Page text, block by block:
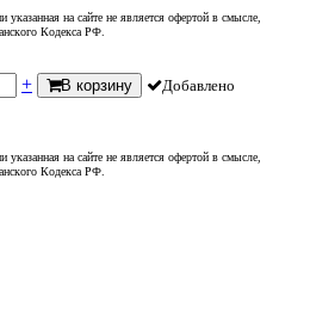
на сайте не является офертой в смысле,
Кодекса РФ.
+ В корзину Добавлено
на сайте не является офертой в смысле,
Кодекса РФ.